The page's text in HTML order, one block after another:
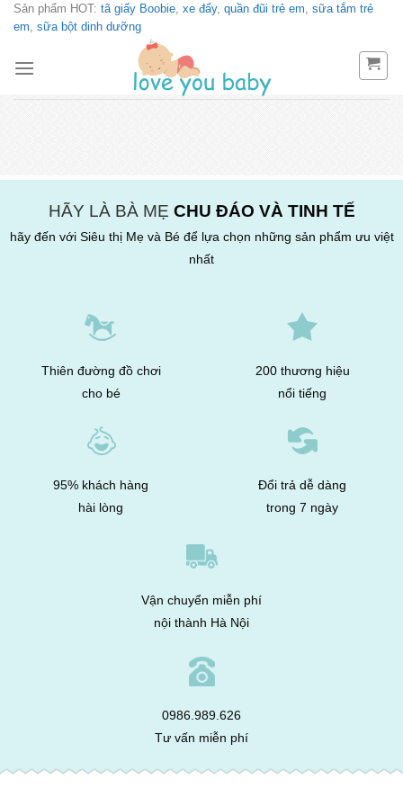
Skip
Sản phẩm HOT: tã giấy Boobie, xe đẩy, quần đũi trẻ em, sữa tắm trẻ
em, sữa bột dinh dưỡng
HÃY LÀ BÀ MẸ CHU ĐÁO VÀ TINH TẾ
hãy đến với Siêu thị Mẹ và Bé để lựa chọn những sản phẩm ưu việt
nhất
Thiên đường đồ chơi
cho bé
200 thương hiệu
nổi tiếng
95% khách hàng
hài lòng
Đổi trả dễ dàng
trong 7 ngày
Vận chuyển miễn phí
nội thành Hà Nội
0986.989.626
Tư vấn miễn phí